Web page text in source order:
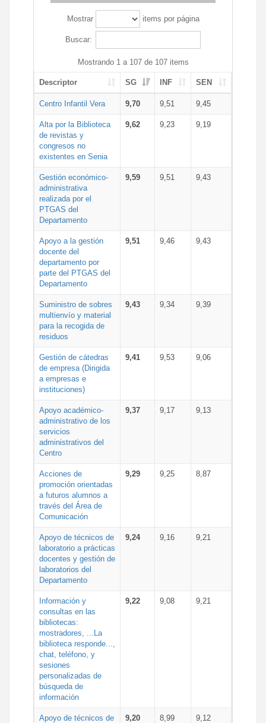
Mostrar items por página
Buscar:
Mostrando 1 a 107 de 107 items
Descriptor SG INF SEN
Centro Infantil Vera 9,70 9,51 9,45
Alta por la Biblioteca
de revistas y
congresos no
existentes en Senia
9,62 9,23 9,19
Gestión económico-
administrativa
realizada por el
PTGAS del
Departamento
9,59 9,51 9,43
Apoyo a la gestión
docente del
departamento por
parte del PTGAS del
Departamento
9,51 9,46 9,43
Suministro de sobres
multienvío y material
para la recogida de
residuos
9,43 9,34 9,39
Gestión de cátedras
de empresa (Dirigida
a empresas e
instituciones)
9,41 9,53 9,06
Apoyo académico-
administrativo de los
servicios
administrativos del
Centro
9,37 9,17 9,13
Acciones de
promoción orientadas
a futuros alumnos a
través del Área de
Comunicación
9,29 9,25 8,87
Apoyo de técnicos de
laboratorio a prácticas
docentes y gestión de
laboratorios del
Departamento
9,24 9,16 9,21
Información y
consultas en las
bibliotecas:
mostradores, ...La
biblioteca responde...,
chat, teléfono, y
sesiones
personalizadas de
búsqueda de
información
9,22 9,08 9,21
Apoyo de técnicos de
9,20 8,99 9,12